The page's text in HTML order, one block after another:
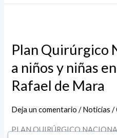
Plan Quirúrgico
a niños y niñas
Rafael de Mara
Deja un comentario /Noticias /
PLAN QUIRÚRGICO
Nacional
atendió
niños
y
en